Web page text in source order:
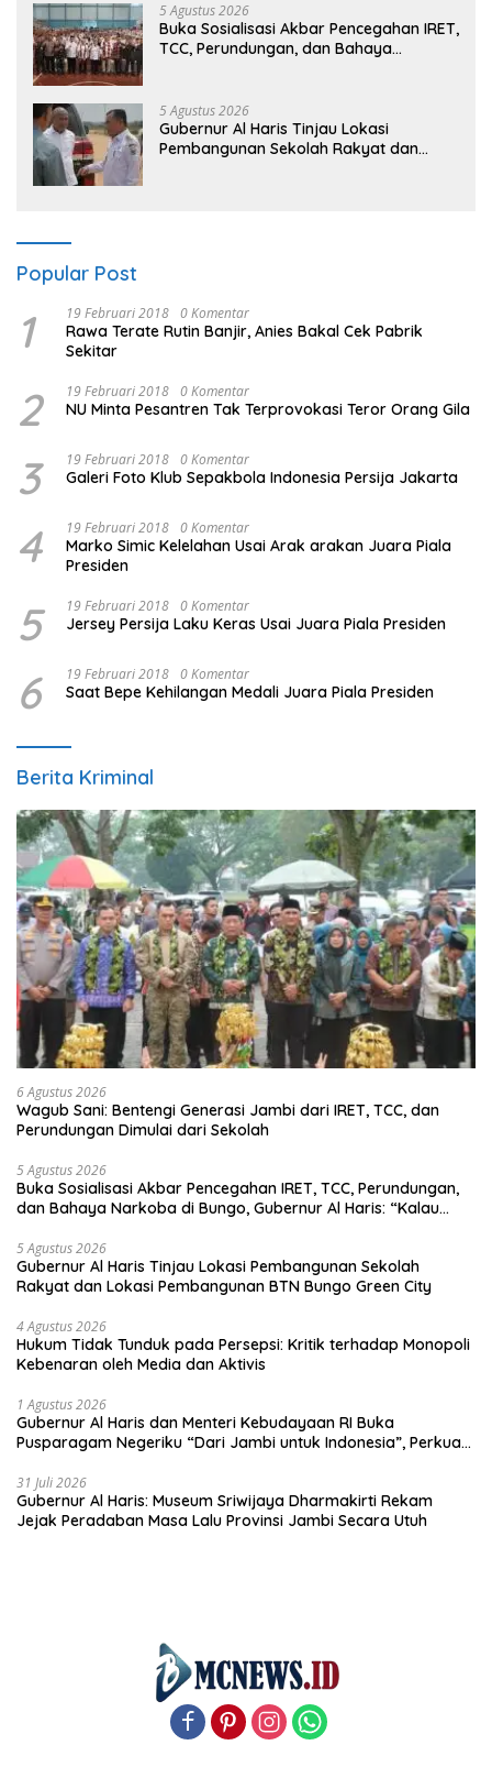
5 Agustus 2026
Buka Sosialisasi Akbar Pencegahan IRET,
TCC, Perundungan, dan Bahaya
masa depan sudah ada di tangan”
5 Agustus 2026
Gubernur Al Haris Tinjau Lokasi
Pembangunan Sekolah Rakyat dan
Popular Post
1 19 Februari 2018 0 Komentar
Rawa Terate Rutin Banjir, Anies Bakal Cek Pabrik
Sekitar
2 19 Februari 2018 0 Komentar
NU Minta Pesantren Tak Terprovokasi Teror Orang Gila
3 19 Februari 2018 0 Komentar
Galeri Foto Klub Sepakbola Indonesia Persija Jakarta
4 19 Februari 2018 0 Komentar
Marko Simic Kelelahan Usai Arak arakan Juara Piala
Presiden
5 19 Februari 2018 0 Komentar
Jersey Persija Laku Keras Usai Juara Piala Presiden
6 19 Februari 2018 0 Komentar
Saat Bepe Kehilangan Medali Juara Piala Presiden
Berita Kriminal
6 Agustus 2026
Wagub Sani: Bentengi Generasi Jambi dari IRET, TCC, dan
Perundungan Dimulai dari Sekolah
5 Agustus 2026
Buka Sosialisasi Akbar Pencegahan IRET, TCC, Perundungan,
dan Bahaya Narkoba di Bungo, Gubernur Al Haris: “Kalau
tangan”
5 Agustus 2026
Gubernur Al Haris Tinjau Lokasi Pembangunan Sekolah
Rakyat dan Lokasi Pembangunan BTN Bungo Green City
4 Agustus 2026
Hukum Tidak Tunduk pada Persepsi: Kritik terhadap Monopoli
Kebenaran oleh Media dan Aktivis
1 Agustus 2026
Gubernur Al Haris dan Menteri Kebudayaan RI Buka
Pusparagam Negeriku “Dari Jambi untuk Indonesia”, Perkuat
31 Juli 2026
Gubernur Al Haris: Museum Sriwijaya Dharmakirti Rekam
Jejak Peradaban Masa Lalu Provinsi Jambi Secara Utuh